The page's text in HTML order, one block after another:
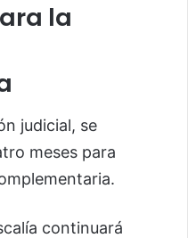
la
judicial, se
meses para
continuará